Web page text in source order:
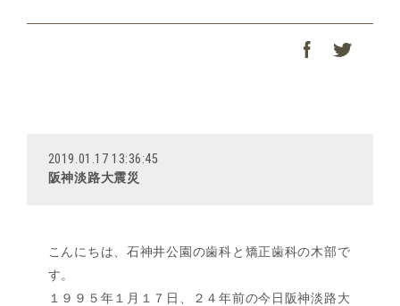
2019.01.17 13:36:45
阪神淡路大震災
こんにちは、石神井公園の歯科と矯正歯科の木部で
す。
１９９５年１月１７日、２４年前の今日阪神淡路大